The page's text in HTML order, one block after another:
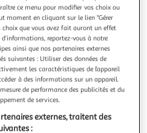
; MESURE DE JOURS, Delbo
Alors vous saurez qu'il ne
une connaissance inutile
le troisième ouvrage de
de concentration. Après
leur forme et leur écriture
ce menu pour modifier vos choix ou
moment en cliquant sur le lien "Gérer
choix que vous avez fait auront un effet
reportez-vous à notre
ainsi que nos partenaires externes
suivantes : Utiliser des données de
les caractéristiques de l’appareil
à des informations sur un appareil.
de performance des publicités et du
de services.
externes, traitent des
: